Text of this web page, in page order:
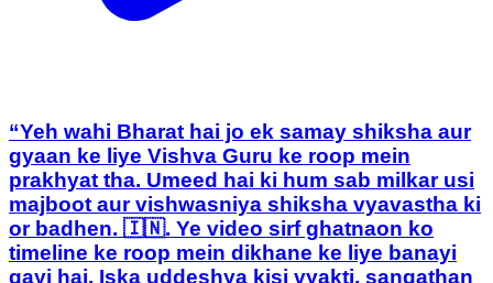
“Yeh wahi Bharat hai jo ek samay shiksha aur
gyaan ke liye Vishva Guru ke roop mein
prakhyat tha. Umeed hai ki hum sab milkar usi
majboot aur vishwasniya shiksha vyavastha ki
or badhen. 🇮🇳. Ye video sirf ghatnaon ko
timeline ke roop mein dikhane ke liye banayi
gayi hai. Iska uddeshya kisi vyakti, sangathan